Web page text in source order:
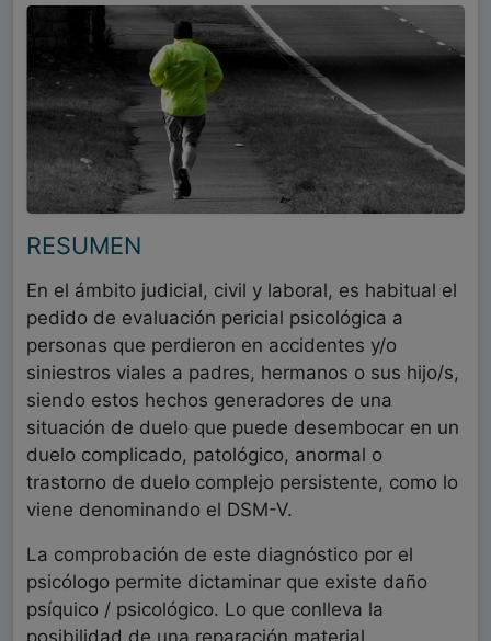
RESUMEN
En el ámbito judicial, civil y laboral, es habitual el
pedido de evaluación pericial psicológica a
personas que perdieron en accidentes y/o
siniestros viales a padres, hermanos o sus hijo/s,
siendo estos hechos generadores de una
situación de duelo que puede desembocar en un
duelo complicado, patológico, anormal o
trastorno de duelo complejo persistente, como lo
viene denominando el DSM-V.
La comprobación de este diagnóstico por el
psicólogo permite dictaminar que existe daño
psíquico / psicológico. Lo que conlleva la
posibilidad de una reparación material